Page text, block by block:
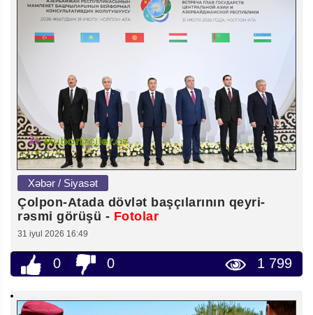
Xəbər / Siyasət
Çolpon-Atada dövlət başçılarının qeyri-
rəsmi görüşü - Fotolar
31 iyul 2026 16:49
0 0 1 799